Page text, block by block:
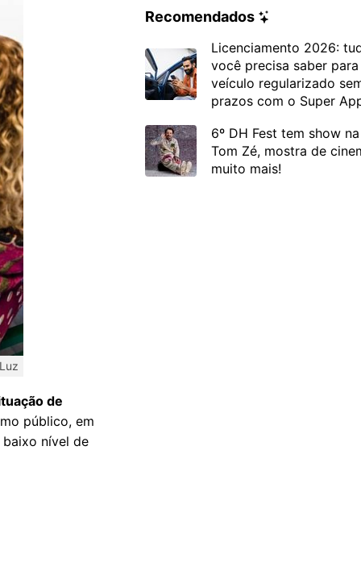
de
público, em
nível de
Recomendados
Licenciamento 2026:
você precisa saber
veículo regularizado
prazos com o Super
6º DH Fest tem show
Tom Zé, mostra de
muito mais!